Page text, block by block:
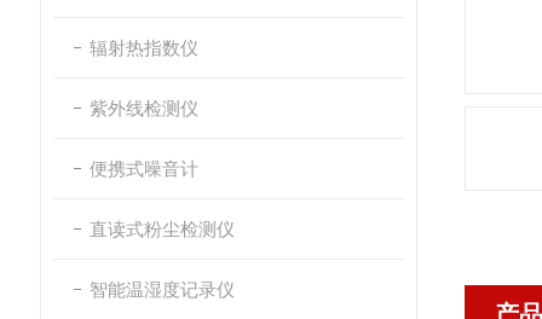
辐射热指数仪
紫外线检测仪
便携式噪音计
直读式粉尘检测仪
智能温湿度记录仪